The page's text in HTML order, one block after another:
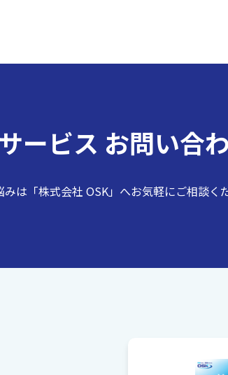
ービス お問い合
は「株式会社 OSK」へお気軽にご相談く